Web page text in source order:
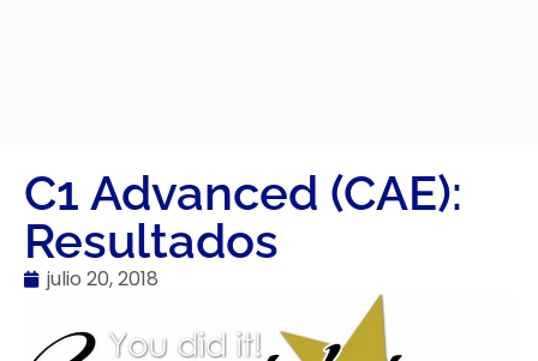
C1 Advanced (CAE):
Resultados
julio 20, 2018